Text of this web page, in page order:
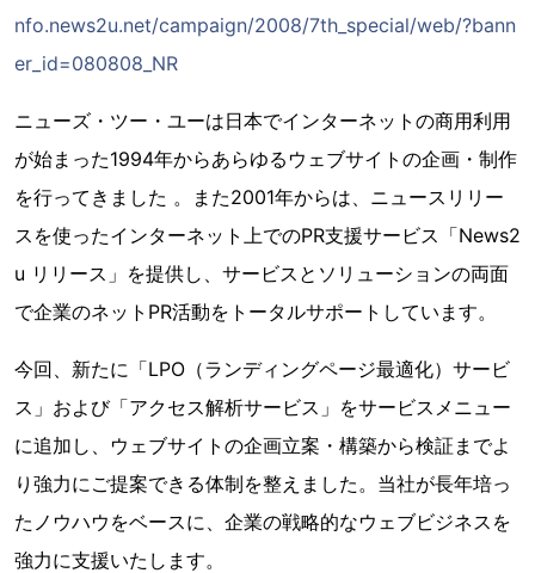
nfo.news2u.net/campaign/2008/7th_special/web/?bann
er_id=080808_NR
ニューズ・ツー・ユーは日本でインターネットの商用利用
が始まった1994年からあらゆるウェブサイトの企画・制作
を行ってきました 。また2001年からは、ニュースリリー
スを使ったインターネット上でのPR支援サービス「News2
u リリース」を提供し、サービスとソリューションの両面
で企業のネットPR活動をトータルサポートしています。
今回、新たに「LPO（ランディングページ最適化）サービ
ス」および「アクセス解析サービス」をサービスメニュー
に追加し、ウェブサイトの企画立案・構築から検証までよ
り強力にご提案できる体制を整えました。当社が長年培っ
たノウハウをベースに、企業の戦略的なウェブビジネスを
強力に支援いたします。